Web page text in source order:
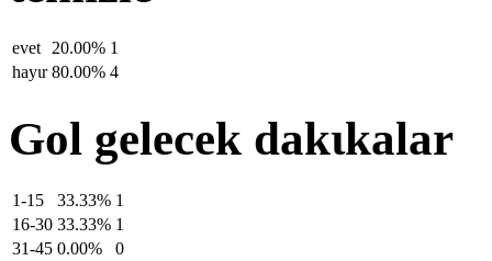
evet 20.00% 1
hayιr 80.00% 4
Gol gelecek dakιkalar
1-15 33.33% 1
16-30 33.33% 1
31-45 0.00%
0